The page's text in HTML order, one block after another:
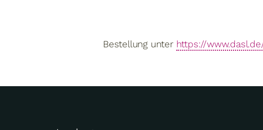
Bestellung unter https://